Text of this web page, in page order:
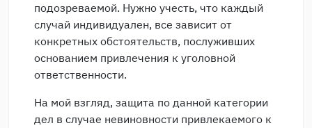
подозреваемой. Нужно учесть, что каждый
случай индивидуален, все зависит от
конкретных обстоятельств, послуживших
основанием привлечения к уголовной
ответственности.
На мой взгляд, защита по данной категории
дел в случае невиновности привлекаемого к